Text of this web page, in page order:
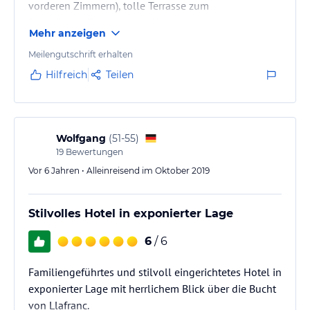
vorderen Zimmern), tolle Terrasse zum
dem Hotel (zB nach Palamos -> phantastisch!)
Frühstück war immer abwechslungsreich (Käse,
Müsli, Schunken, lecker Brötchen/Brot, Obst,..)
Mehr anzeigen
Meilengutschrift erhalten
Hilfreich Teilen
Wolfgang (51-55)
19 Bewertungen
Vor 6 Jahren • Alleinreisend im Oktober 2019
Stilvolles Hotel in exponierter Lage
6 / 6
Familiengeführtes und stilvoll eingerichtetes Hotel in
exponierter Lage mit herrlichem Blick über die Bucht
von Llafranc.